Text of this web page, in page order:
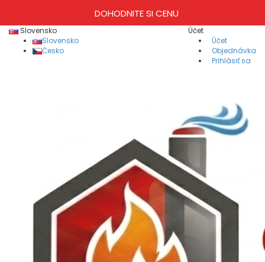
DOHODNITE SI CENU
Účet
Účet
Objednávka
Prihlásiť sa
Slovensko
Slovensko
Česko